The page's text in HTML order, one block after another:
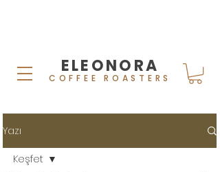
ELEONORA
COFFEE ROASTERS
Yazı
Keşfet